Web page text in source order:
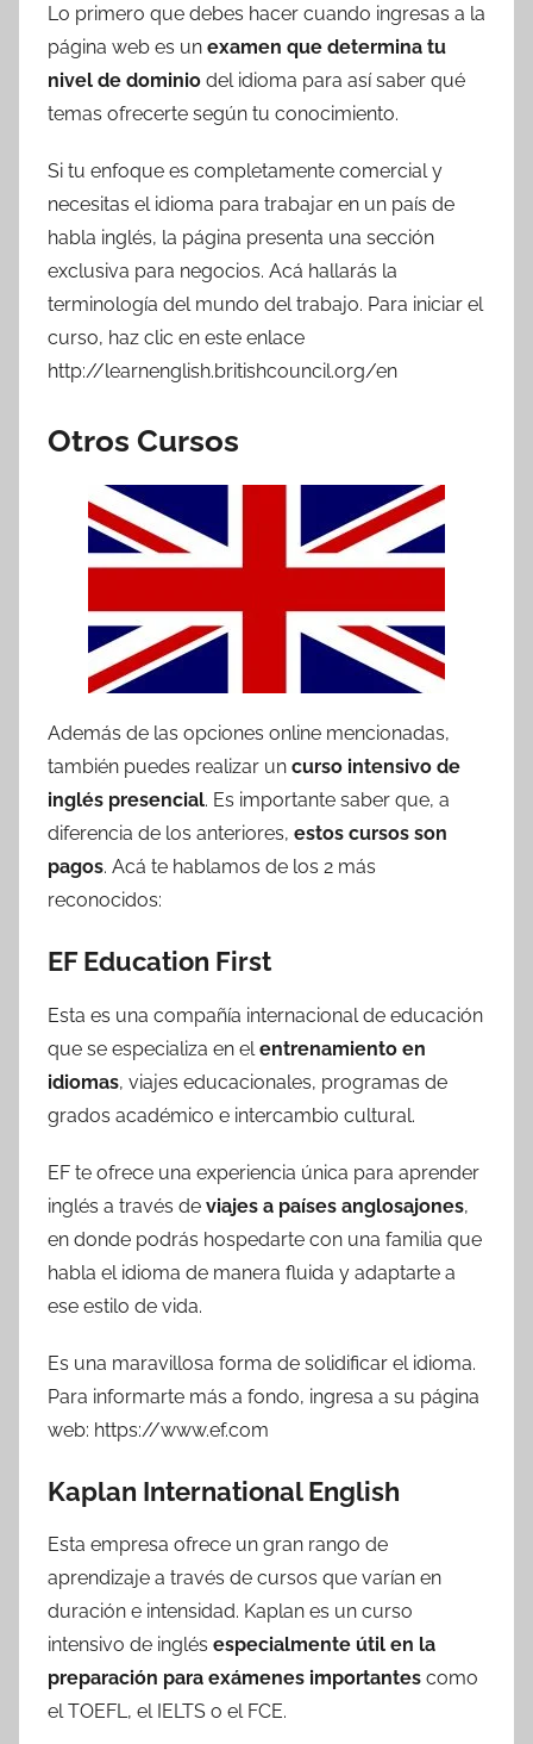
Lo primero que debes hacer cuando ingresas a la
página web es un examen que determina tu
nivel de dominio del idioma para así saber qué
temas ofrecerte según tu conocimiento.
Si tu enfoque es completamente comercial y
necesitas el idioma para trabajar en un país de
habla inglés, la página presenta una sección
exclusiva para negocios. Acá hallarás la
terminología del mundo del trabajo. Para iniciar el
curso, haz clic en este enlace
http://learnenglish.britishcouncil.org/en
Otros Cursos
Además de las opciones online mencionadas,
también puedes realizar un curso intensivo de
inglés presencial. Es importante saber que, a
diferencia de los anteriores, estos cursos son
pagos. Acá te hablamos de los 2 más
reconocidos:
EF Education First
Esta es una compañía internacional de educación
que se especializa en elentrenamiento en
idiomas, viajes educacionales, programas de
grados académico e intercambio cultural.
EF te ofrece una experiencia única para aprender
inglés a través de viajes a países anglosajones,
en donde podrás hospedarte con una familia que
habla el idioma de manera fluida y adaptarte a
ese estilo de vida.
Es una maravillosa forma de solidificar el idioma.
Para informarte más a fondo, ingresa a su página
web: https://www.ef.com
Kaplan International English
Esta empresa ofrece un gran rango de
aprendizaje a través de cursos que varían en
duración e intensidad. Kaplan es un curso
intensivo de inglés especialmente útil en la
preparación para exámenes importantes como
el TOEFL, el IELTS o el FCE.